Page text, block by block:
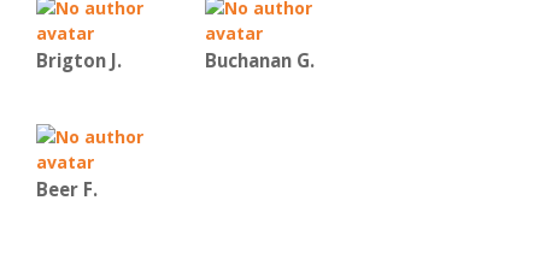
Brigton J. Buchanan G.
Beer F.